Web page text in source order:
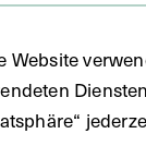
Website